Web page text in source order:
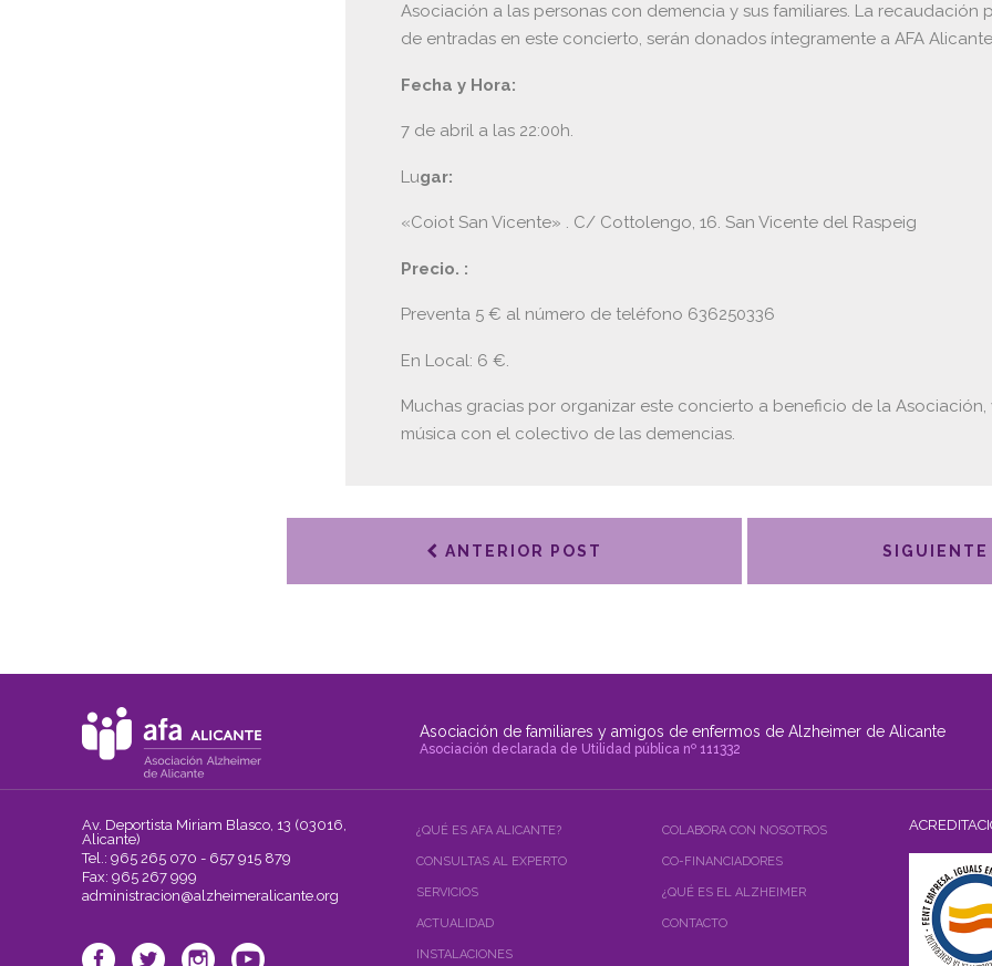
Asociación a las personas con demencia y sus familiares. La recaudación
de entradas en este concierto, serán donados íntegramente a AFA
Fecha y Hora:
7 de abril a las 22:00h.
Lugar:
«Coiot San Vicente» . C/ Cottolengo, 16. San Vicente del Raspeig
Precio. :
Preventa 5 € al número de teléfono 636250336
En Local: 6 €.
Muchas gracias por organizar este concierto a beneficio de la Asociación,
música con el colectivo de las demencias.
ANTERIOR POST SIGUIENTE
Asociación de familiares y amigos de enfermos de Alzheimer de Alicante
Asociación declarada de Utilidad pública nº 111332
Av. Deportista Miriam Blasco, 13 (03016,
Alicante)
Tel.: 965 265 070 - 657 915 879
Fax: 965 267 999
administracion@alzheimeralicante.org
¿QUÉ ES AFA ALICANTE?
CONSULTAS AL EXPERTO
SERVICIOS
ACTUALIDAD
INSTALACIONES
COLABORA CON NOSOTROS
CO-FINANCIADORES
¿QUÉ ES EL ALZHEIMER
CONTACTO